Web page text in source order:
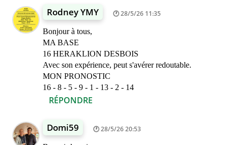
Rodney YMY 28/5/26 11:35
Bonjour à tous,
MA BASE
16 HERAKLION DESBOIS
Avec son expérience, peut s'avérer redoutable.
MON PRONOSTIC
16 - 8 - 5 - 9 - 1 - 13 - 2 - 14
RÉPONDRE
Domi59 28/5/26 20:53